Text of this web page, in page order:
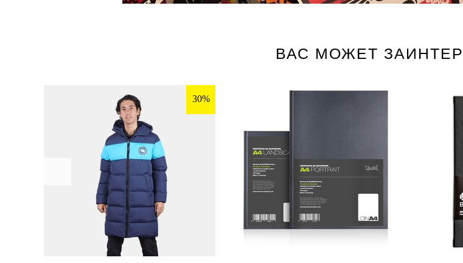
ВАС МОЖЕТ
30%